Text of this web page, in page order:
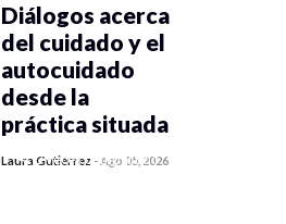
0 veces compartido
Diálogos acerca
del cuidado y el
autocuidado
desde la
práctica situada
Laura Gutiérrez -Ago 05, 2026